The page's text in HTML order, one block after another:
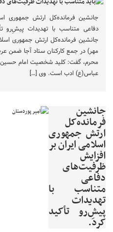
جانشین فرمانده‌کل ارتش جمهوری
دفاعی متناسب با تهدیدات پیش‌ِرو
مهر) در جمع کارکنان ستاد آجا ضمن
محرم، گفت: کلید شخصیت امام
عباس(ع) ادب است. وی […]
جانشین
فرمانده‌کل
ارتش جمهوری
اسلامی ایران بر
افزایش
ظرفیت‌های
دفاعی
متناسب با
تهدیدات
پیش‌ِرو تأکید
کرد.